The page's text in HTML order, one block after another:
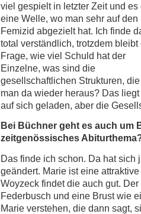
viel gespielt in letzter Zeit und es
eine Welle, wo man sehr auf den
Femizid abgezielt hat. Ich finde
total verständlich, trotzdem bleibt
Frage, wie viel Schuld hat der
Einzelne, was sind die
gesellschaftlichen Strukturen,
man da wieder heraus? Das
auf sich geladen, aber die
Bei Büchner geht es auch um
zeitgenössisches
Das finde ich schon. Da hat
geändert. Marie ist eine
Woyzeck findet die auch gut.
Federbusch und eine Brust wie
Marie verstehen, die dann sagt,